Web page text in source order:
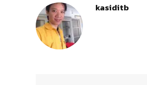
kasiditb